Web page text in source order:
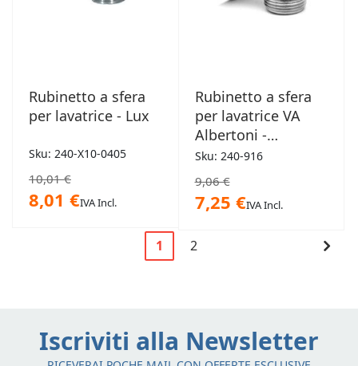
Rubinetto a sfera
per lavatrice - Lux
Sku: 240-X10-0405
10,01 €
8,01 €IVA Incl.
Rubinetto a sfera
per lavatrice VA
Albertoni -
Locomotiva
Sku: 240-916
9,06 €
7,25 €IVA Incl.
Pagina
Attualmente
la
pagina
1 Pagina
2
Iscriviti alla Newsletter